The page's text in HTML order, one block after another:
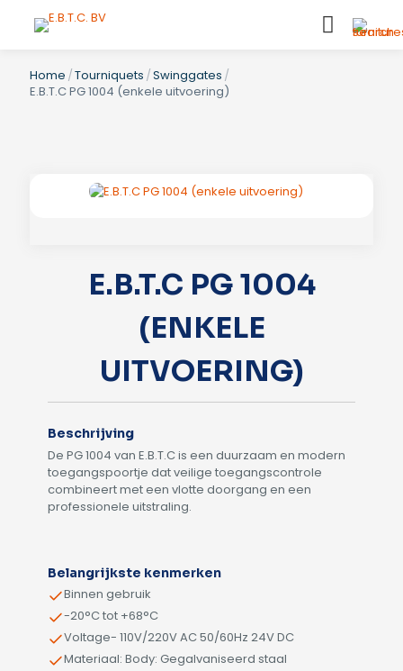
Home /Tourniquets /Swinggates /
E.B.T.C PG 1004 (enkele uitvoering)
E.B.T.C PG 1004
(ENKELE
UITVOERING)
Beschrijving
De PG 1004 van E.B.T.C is een duurzaam en modern
toegangspoortje dat veilige toegangscontrole
combineert met een vlotte doorgang en een
professionele uitstraling.
Belangrijkste kenmerken
Binnen gebruik
-20°C tot +68°C
Voltage- 110V/220V AC 50/60Hz 24V DC
Materiaal: Body: Gegalvaniseerd staal